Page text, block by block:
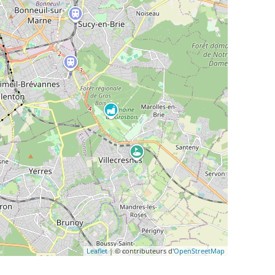
Leaflet| © contributeurs d'OpenStreetMap